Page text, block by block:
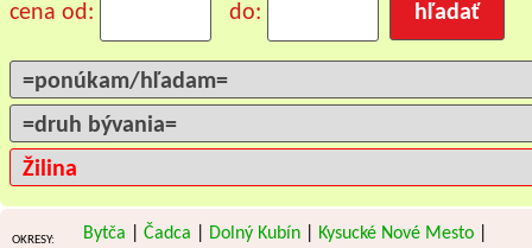
cena od: do:
OKRESY: Bytča Čadca Dolný Kubín Kysucké Nové Mesto